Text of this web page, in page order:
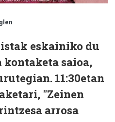
eskainiko du
saioa,
11:30etan
"Zeinen
arrosa